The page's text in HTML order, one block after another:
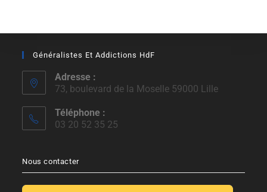
Généralistes Et Addictions HdF
Adresse :
73, boulevard de la Moselle 59000 Lille
Téléphone :
03 20 52 35 25
Nous contacter